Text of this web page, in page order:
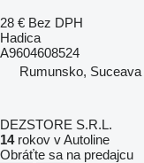
28 € Bez DPH
Hadica
A9604608524
Rumunsko, Suceava
DEZSTORE S.R.L.
14rokov v Autoline
Obráťte sa na predajcu